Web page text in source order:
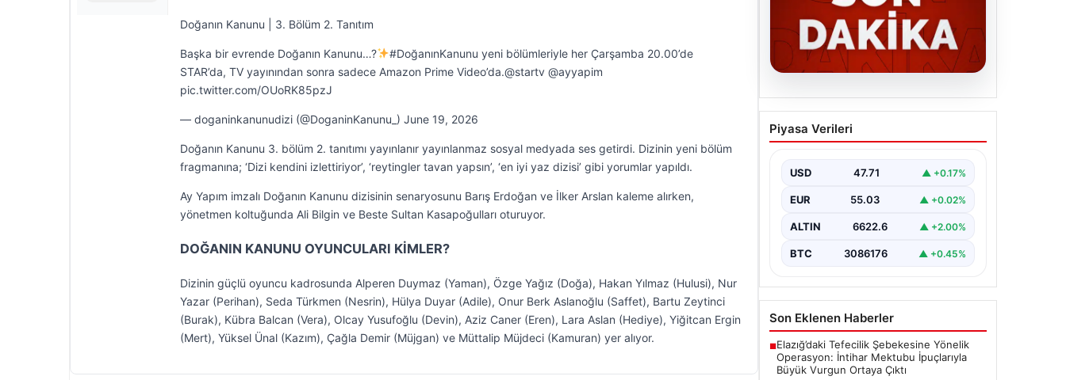
Doğanın Kanunu | 3. Bölüm 2. Tanıtım
Başka bir evrende Doğanın Kanunu…?
#DoğanınKanunu yeni bölümleriyle her Çarşamba 20.00’de
STAR’da, TV yayınından sonra sadece Amazon Prime Video’da.@startv @ayyapim
pic.twitter.com/OUoRK85pzJ
— doganinkanunudizi (@DoganinKanunu_) June 19, 2026
Doğanın Kanunu 3. bölüm 2. tanıtımı yayınlanır yayınlanmaz sosyal medyada ses getirdi. Dizinin yeni bölüm
fragmanına; ‘Dizi kendini izlettiriyor’, ‘reytingler tavan yapsın’, ‘en iyi yaz dizisi’ gibi yorumlar yapıldı.
Ay Yapım imzalı Doğanın Kanunu dizisinin senaryosunu Barış Erdoğan ve İlker Arslan kaleme alırken,
yönetmen koltuğunda Ali Bilgin ve Beste Sultan Kasapoğulları oturuyor.
DOĞANIN KANUNU OYUNCULARI KİMLER?
Dizinin güçlü oyuncu kadrosunda Alperen Duymaz (Yaman), Özge Yağız (Doğa), Hakan Yılmaz (Hulusi), Nur
Yazar (Perihan), Seda Türkmen (Nesrin), Hülya Duyar (Adile), Onur Berk Aslanoğlu (Saffet), Bartu Zeytinci
(Burak), Kübra Balcan (Vera), Olcay Yusufoğlu (Devin), Aziz Caner (Eren), Lara Aslan (Hediye), Yiğitcan Ergin
(Mert), Yüksel Ünal (Kazım), Çağla Demir (Müjgan) ve Müttalip Müjdeci (Kamuran) yer alıyor.
06.08.2026
MGK’den 8 maddelik kritik
bildiri: Dikkat çeken
Piyasa Verileri
USD 47.71 ▲ +0.17%
EUR 55.03 ▲ +0.02%
ALTIN 6622.6 ▲ +2.00%
BTC 3086176 ▲ +0.45%
Son Eklenen Haberler
■Elazığ’daki Tefecilik Şebekesine Yönelik
Operasyon: İntihar Mektubu İpuçlarıyla
Büyük Vurgun Ortaya Çıktı